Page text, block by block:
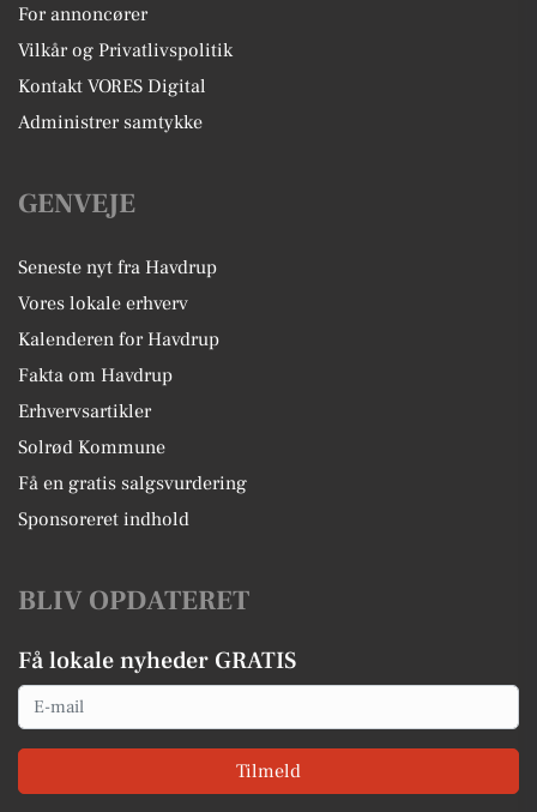
For annoncører
Vilkår og Privatlivspolitik
Kontakt VORES Digital
Administrer samtykke
GENVEJE
Seneste nyt fra Havdrup
Vores lokale erhverv
Kalenderen for Havdrup
Fakta om Havdrup
Erhvervsartikler
Solrød Kommune
Få en gratis salgsvurdering
Sponsoreret indhold
BLIV OPDATERET
Få lokale nyheder GRATIS
Email
Tilmeld